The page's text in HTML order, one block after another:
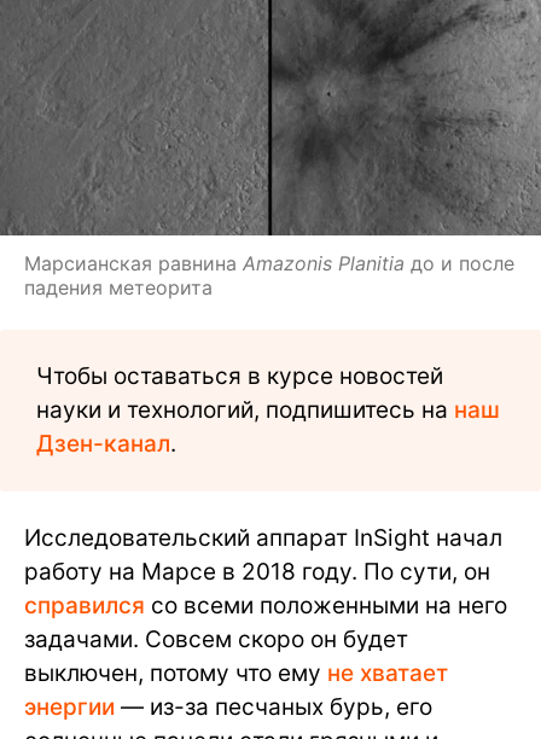
Марсианская равнина Amazonis Planitia до и после
падения метеорита
Чтобы оставаться в курсе новостей
науки и технологий, подпишитесь на наш
Дзен-канал.
Исследовательский аппарат InSight начал
работу на Марсе в 2018 году. По сути, он
справился со всеми положенными на него
задачами. Совсем скоро он будет
выключен, потому что ему не хватает
энергии — из-за песчаных бурь, его